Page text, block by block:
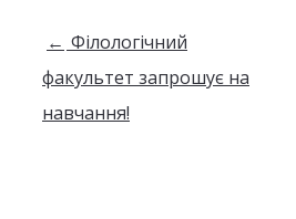
Навігація по запису
← Філологічний
факультет запрошує на
навчання!